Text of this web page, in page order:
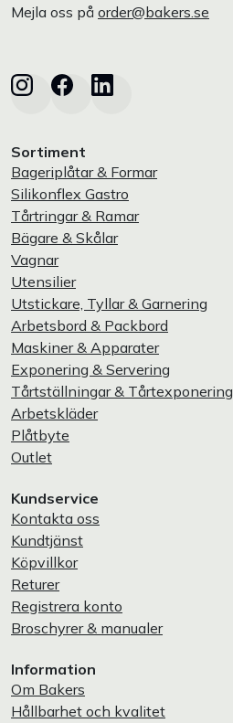
Mejla oss på order@bakers.se
Sortiment
Bageriplåtar & Formar
Silikonflex Gastro
Tårtringar & Ramar
Bägare & Skålar
Vagnar
Utensilier
Utstickare, Tyllar & Garnering
Arbetsbord & Packbord
Maskiner & Apparater
Exponering & Servering
Tårtställningar & Tårtexponering
Arbetskläder
Plåtbyte
Outlet
Kundservice
Kontakta oss
Kundtjänst
Köpvillkor
Returer
Registrera konto
Broschyrer & manualer
Information
Om Bakers
Hållbarhet och kvalitet